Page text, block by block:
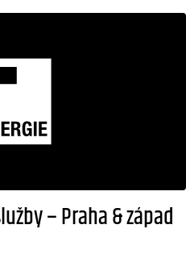
– Praha & západ